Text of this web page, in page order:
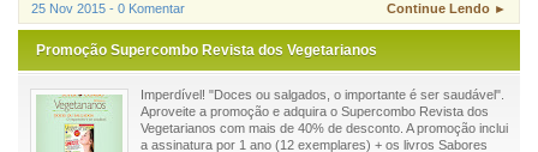
25 Nov 2015 - 0 Komentar Continue Lendo ►
Promoção Supercombo Revista dos Vegetarianos
Imperdível! "Doces ou salgados, o importante é ser saudável".
Aproveite a promoção e adquira o Supercombo Revista dos
Vegetarianos com mais de 40% de desconto. A promoção inclui
a assinatura por 1 ano (12 exemplares) + os livros Sabores